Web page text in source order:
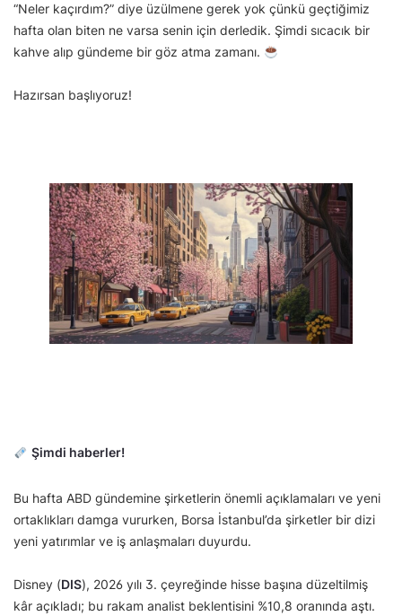
“Neler kaçırdım?” diye üzülmene gerek yok çünkü geçtiğimiz
hafta olan biten ne varsa senin için derledik. Şimdi sıcacık bir
kahve alıp gündeme bir göz atma zamanı.
Hazırsan başlıyoruz!
Şimdi haberler!
Bu hafta ABD gündemine şirketlerin önemli açıklamaları ve yeni
ortaklıkları damga vururken, Borsa İstanbul’da şirketler bir dizi
yeni yatırımlar ve iş anlaşmaları duyurdu.
Disney (DIS), 2026 yılı 3. çeyreğinde hisse başına düzeltilmiş
kâr açıkladı; bu rakam analist beklentisini %10,8 oranında aştı.